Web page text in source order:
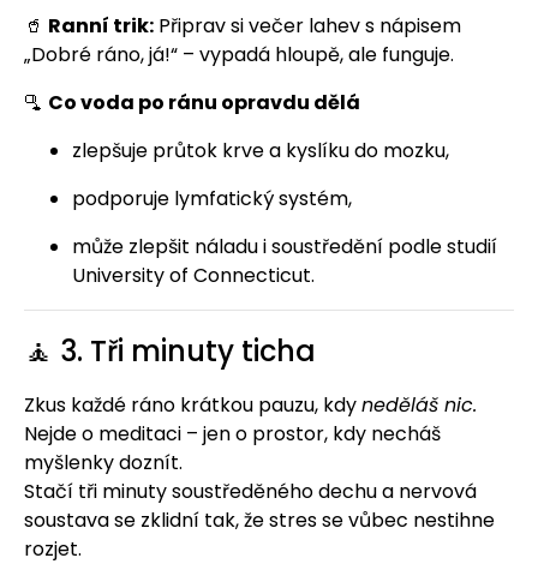
🥤 Ranní trik: Připrav si večer lahev s nápisem
„Dobré ráno, já!“ – vypadá hloupě, ale funguje.
🫗 Co voda po ránu opravdu dělá
zlepšuje průtok krve a kyslíku do mozku,
podporuje lymfatický systém,
může zlepšit náladu i soustředění podle studií
University of Connecticut.
🧘 3. Tři minuty ticha
Zkus každé ráno krátkou pauzu, kdyneděláš nic.
Nejde o meditaci – jen o prostor, kdy necháš
myšlenky doznít.
Stačí tři minuty soustředěného dechu a nervová
soustava se zklidní tak, že stres se vůbec nestihne
rozjet.